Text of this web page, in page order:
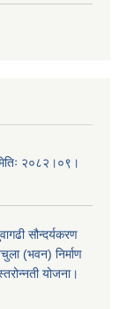
२०८२।०९।
सौन्दर्यकरण
(भवन) निर्माण
योजना।